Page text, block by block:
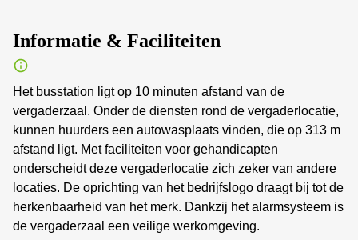
Informatie & Faciliteiten
Het busstation ligt op 10 minuten afstand van de
vergaderzaal. Onder de diensten rond de vergaderlocatie,
kunnen huurders een autowasplaats vinden, die op 313 m
afstand ligt. Met faciliteiten voor gehandicapten
onderscheidt deze vergaderlocatie zich zeker van andere
locaties. De oprichting van het bedrijfslogo draagt bij tot de
herkenbaarheid van het merk. Dankzij het alarmsysteem is
de vergaderzaal een veilige werkomgeving.